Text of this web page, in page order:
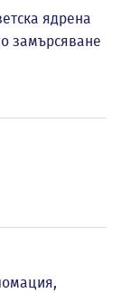
ядрена
замърсяване